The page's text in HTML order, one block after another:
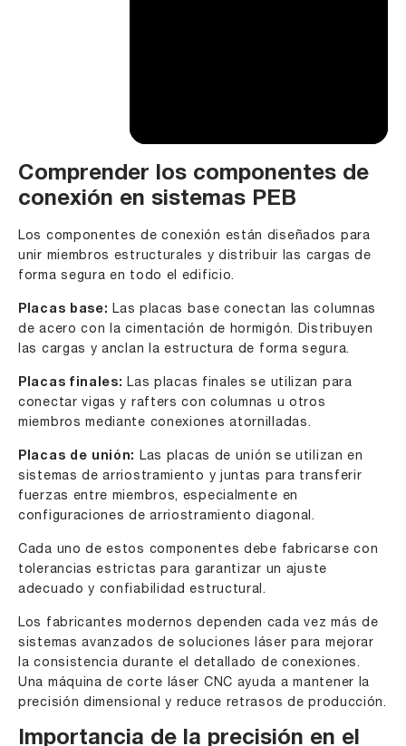
Comprender los componentes de
conexión en sistemas PEB
Los componentes de conexión están diseñados para
unir miembros estructurales y distribuir las cargas de
forma segura en todo el edificio.
Placas base:
Las placas base conectan las columnas
de acero con la cimentación de hormigón. Distribuyen
las cargas y anclan la estructura de forma segura.
Placas finales:
Las placas finales se utilizan para
conectar vigas y rafters con columnas u otros
miembros mediante conexiones atornilladas.
Placas de unión:
Las placas de unión se utilizan en
sistemas de arriostramiento y juntas para transferir
fuerzas entre miembros, especialmente en
configuraciones de arriostramiento diagonal.
Cada uno de estos componentes debe fabricarse con
tolerancias estrictas para garantizar un ajuste
adecuado y confiabilidad estructural.
Los fabricantes modernos dependen cada vez más de
sistemas avanzados de soluciones láser para mejorar
la consistencia durante el detallado de conexiones.
Una máquina de corte láser CNC ayuda a mantener la
precisión dimensional y reduce retrasos de producción.
Importancia de la precisión en el